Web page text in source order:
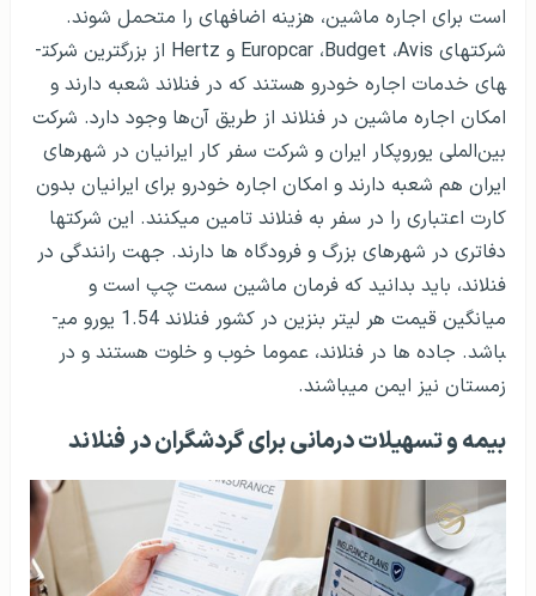
است برای اجاره ماشین، هزینه اضافه­ای را متحمل شوند.
شرکت­های Avis، Budget، Europcar و Hertzاز بزرگترین شرکت­
های خدمات اجاره خودرو هستند که در فنلاند شعبه دارند و
امکان اجاره ماشین در فنلاند از طریق آن‌ها وجود دارد. شرکت
بین‌الملی یوروپکار ایران و شرکت سفر کار ایرانیان در شهرهای
ایران هم شعبه دارند و امکان اجاره خودرو برای ایرانیان بدون
کارت اعتباری را در سفر به فنلاند تامین می­کنند. این شرکت­ها
دفاتری در شهرهای بزرگ و فرودگاه ها دارند. جهت رانندگی در
فنلاند، باید بدانید که فرمان ماشین سمت چپ است و
میانگین قیمت هر لیتر بنزین در کشور فنلاند 1.54 یورو می­
باشد. جاده ها در فنلاند، عموما خوب و خلوت هستند و در
زمستان نیز ایمن می­باشند.
بیمه و تسهیلات درمانی برای گردشگران در فنلاند